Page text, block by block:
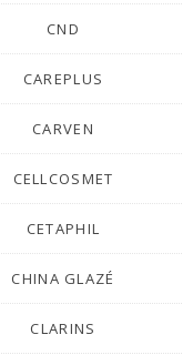
CND
CAREPLUS
CARVEN
CELLCOSMET
CETAPHIL
CHINA GLAZÉ
CLARINS